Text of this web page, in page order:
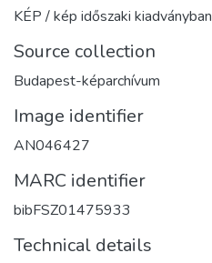
KÉP / kép időszaki kiadványban
Source collection
Budapest-képarchívum
Image identifier
AN046427
MARC identifier
bibFSZ01475933
Technical details